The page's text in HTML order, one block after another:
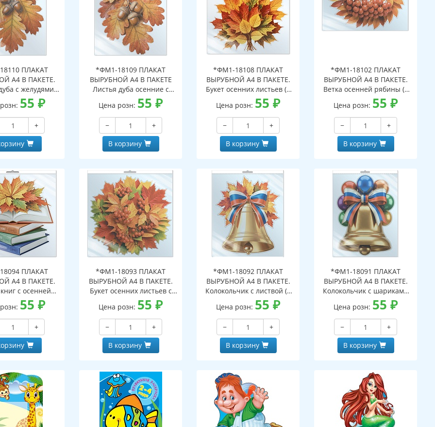
ПЛАКАТ
А4 В ПАКЕТЕ.
с желудями
осенние (в
упаковке,
и клеевым
двухсторонний,
ВД-лак)
55₽
+
*ФМ1-18109 ПЛАКАТ
ВЫРУБНОЙ А4 В ПАКЕТЕ
Листья дуба осенние с
желудями (в
индивидуальной упаковке,
с европодвесом и клеевым
клапаном, двухсторонний,
ВД-лак)
Цена розн: 55₽
−
+
В корзину
*ФМ1-18108 ПЛАКАТ
ВЫРУБНОЙ А4 В ПАКЕТЕ.
Букет осенних листьев (в
индивидуальной упаковке,
с европодвесом и клеевым
клапаном, двухсторонний,
ВД-лак)
Цена розн: 55₽
−
+
В корзину
*ФМ1-18102 ПЛАКАТ
ВЫРУБНОЙ А4 В ПАКЕТЕ.
Ветка осенней рябины (в
индивидуальной упаковке,
с европодвесом и клеевым
клапаном, двухсторонний,
ВД-лак)
Цена розн: 55₽
−
+
В корзину
ПЛАКАТ
А4 В ПАКЕТЕ.
с осенней
листвой (в
упаковке,
и клеевым
двухсторонний,
ВД-лак)
55₽
+
*ФМ1-18093 ПЛАКАТ
ВЫРУБНОЙ А4 В ПАКЕТЕ.
Букет осенних листьев с
рябиной (в
индивидуальной упаковке,
с европодвесом и клеевым
клапаном, двухсторонний,
ВД-лак)
Цена розн: 55₽
−
+
В корзину
*ФМ1-18092 ПЛАКАТ
ВЫРУБНОЙ А4 В ПАКЕТЕ.
Колокольчик с листвой (в
индивидуальной упаковке,
двухсторонний, ВД-лак)
Цена розн: 55₽
−
+
В корзину
*ФМ1-18091 ПЛАКАТ
ВЫРУБНОЙ А4 В ПАКЕТЕ.
Колокольчик с шариками
(в индивидуальной
упаковке, двухсторонний,
ВД-лак)
Цена розн: 55₽
−
+
В корзину